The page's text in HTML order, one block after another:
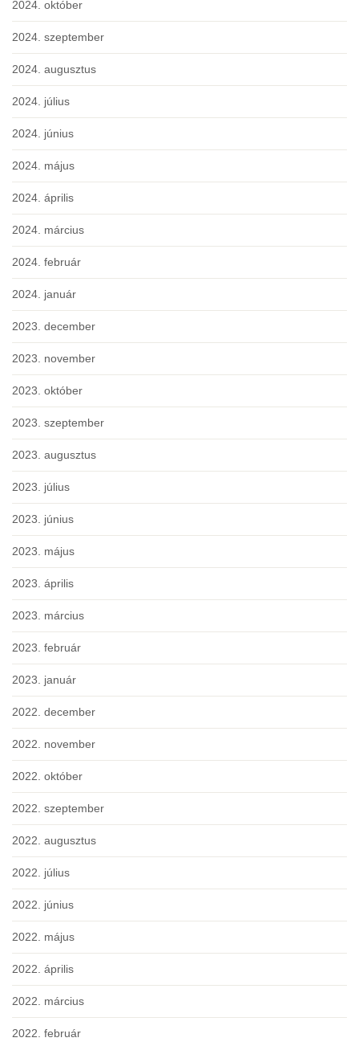
2024. október
2024. szeptember
2024. augusztus
2024. július
2024. június
2024. május
2024. április
2024. március
2024. február
2024. január
2023. december
2023. november
2023. október
2023. szeptember
2023. augusztus
2023. július
2023. június
2023. május
2023. április
2023. március
2023. február
2023. január
2022. december
2022. november
2022. október
2022. szeptember
2022. augusztus
2022. július
2022. június
2022. május
2022. április
2022. március
2022. február